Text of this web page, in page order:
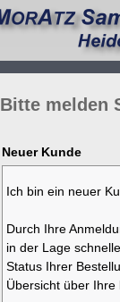
Bitte melden
Neuer Kunde
Ich bin ein neuer
Durch Ihre
in der Lage
Status Ihrer
Übersicht über Ihre